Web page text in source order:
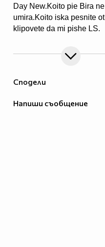
Сподели
Напиши съобщение
Day New.Koito pie Bira ne
umira.Koito iska pesnite ot
klipovete da mi pishe LS.